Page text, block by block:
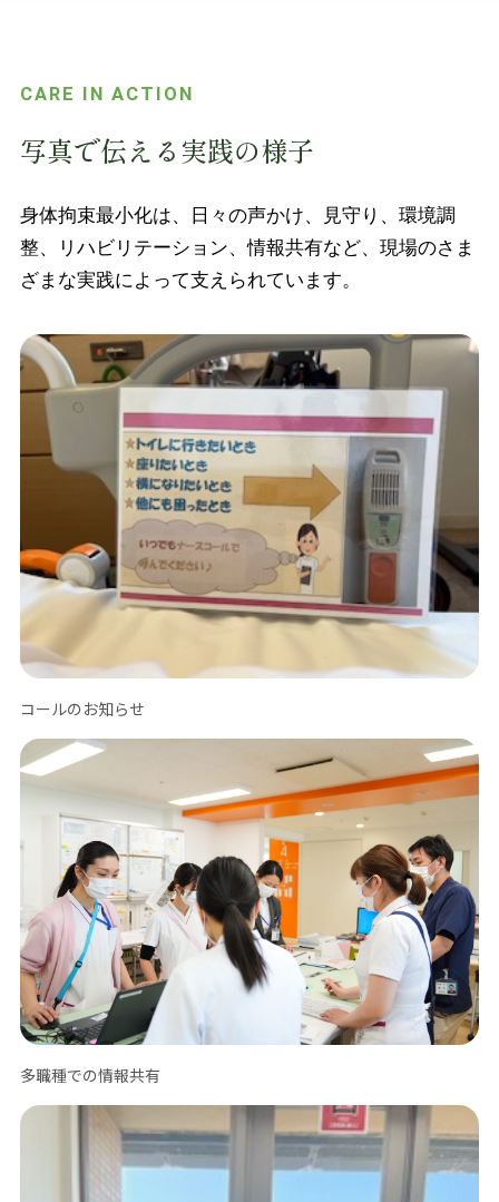
CARE IN ACTION
写真で伝える実践の様子
身体拘束最小化は、日々の声かけ、見守り、環境調
整、リハビリテーション、情報共有など、現場のさま
ざまな実践によって支えられています。
コールのお知らせ
多職種での情報共有